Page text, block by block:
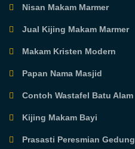
Nisan Makam Marmer
Jual Kijing Makam Marmer
Makam Kristen Modern
Papan Nama Masjid
Contoh Wastafel Batu Alam
Kijing Makam Bayi
Prasasti Peresmian Gedung